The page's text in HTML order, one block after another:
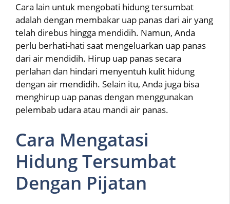
Cara lain untuk mengobati hidung tersumbat
adalah dengan membakar uap panas dari air yang
telah direbus hingga mendidih. Namun, Anda
perlu berhati-hati saat mengeluarkan uap panas
dari air mendidih. Hirup uap panas secara
perlahan dan hindari menyentuh kulit hidung
dengan air mendidih. Selain itu, Anda juga bisa
menghirup uap panas dengan menggunakan
pelembab udara atau mandi air panas.
Cara Mengatasi
Hidung Tersumbat
Dengan Pijatan